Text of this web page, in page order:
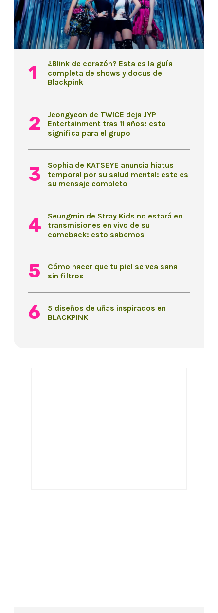
¿Blink de corazón? Esta es la guía
completa de shows y docus de
Blackpink
Jeongyeon de TWICE deja JYP
Entertainment tras 11 años: esto
significa para el grupo
Sophia de KATSEYE anuncia hiatus
temporal por su salud mental: este es
su mensaje completo
Seungmin de Stray Kids no estará en
transmisiones en vivo de su
comeback: esto sabemos
Cómo hacer que tu piel se vea sana
sin filtros
5 diseños de uñas inspirados en
BLACKPINK